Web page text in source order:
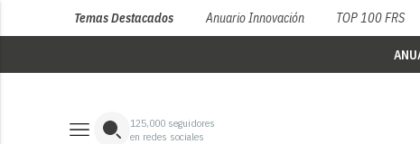
Temas Destacados Anuario Innovación TOP 100 FRS
125,000 seguidores
en redes sociales